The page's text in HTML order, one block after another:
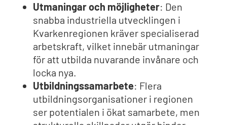
Utmaningar och möjligheter: Den
snabba industriella utvecklingen i
Kvarkenregionen kräver specialiserad
arbetskraft, vilket innebär utmaningar
för att utbilda nuvarande invånare och
locka nya.
Utbildningssamarbete: Flera
utbildningsorganisationer i regionen
ser potentialen i ökat samarbete, men